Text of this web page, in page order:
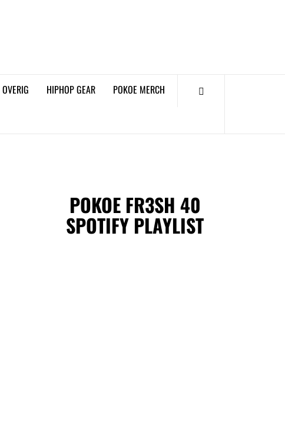
𝗠𝗔𝗚𝗔𝗭𝗜𝗡𝗘
OVERIG HIPHOP GEAR POKOE MERCH
POKOE FR3SH 40
SPOTIFY PLAYLIST